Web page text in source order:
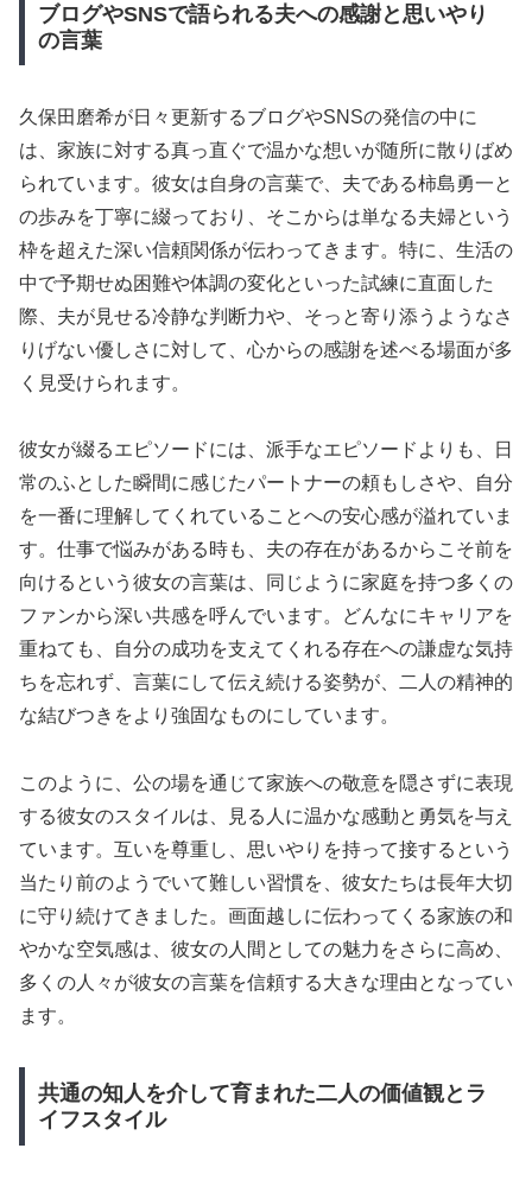
ブログやSNSで語られる夫への感謝と思いやり
の言葉
久保田磨希が日々更新するブログやSNSの発信の中に
は、家族に対する真っ直ぐで温かな想いが随所に散りばめ
られています。彼女は自身の言葉で、夫である柿島勇一と
の歩みを丁寧に綴っており、そこからは単なる夫婦という
枠を超えた深い信頼関係が伝わってきます。特に、生活の
中で予期せぬ困難や体調の変化といった試練に直面した
際、夫が見せる冷静な判断力や、そっと寄り添うようなさ
りげない優しさに対して、心からの感謝を述べる場面が多
く見受けられます。
彼女が綴るエピソードには、派手なエピソードよりも、日
常のふとした瞬間に感じたパートナーの頼もしさや、自分
を一番に理解してくれていることへの安心感が溢れていま
す。仕事で悩みがある時も、夫の存在があるからこそ前を
向けるという彼女の言葉は、同じように家庭を持つ多くの
ファンから深い共感を呼んでいます。どんなにキャリアを
重ねても、自分の成功を支えてくれる存在への謙虚な気持
ちを忘れず、言葉にして伝え続ける姿勢が、二人の精神的
な結びつきをより強固なものにしています。
このように、公の場を通じて家族への敬意を隠さずに表現
する彼女のスタイルは、見る人に温かな感動と勇気を与え
ています。互いを尊重し、思いやりを持って接するという
当たり前のようでいて難しい習慣を、彼女たちは長年大切
に守り続けてきました。画面越しに伝わってくる家族の和
やかな空気感は、彼女の人間としての魅力をさらに高め、
多くの人々が彼女の言葉を信頼する大きな理由となってい
ます。
共通の知人を介して育まれた二人の価値観とラ
イフスタイル